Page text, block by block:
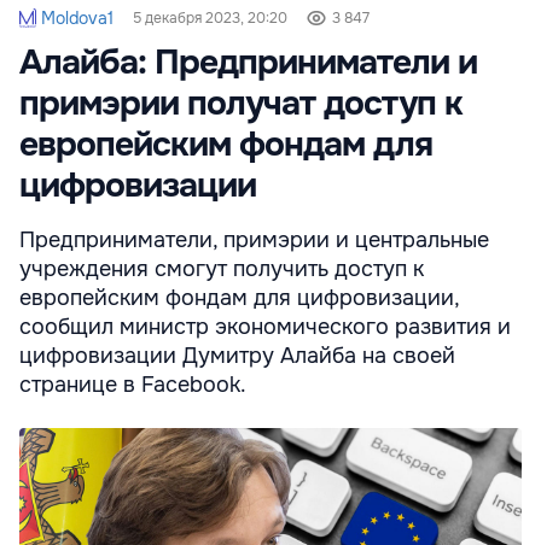
Moldova1 5 декабря 2023, 20:20 3 847
Алайба: Предприниматели и
примэрии получат доступ к
европейским фондам для
цифровизации
Предприниматели, примэрии и центральные
учреждения смогут получить доступ к
европейским фондам для цифровизации,
сообщил министр экономического развития и
цифровизации Думитру Алайба на своей
странице в Facebook.